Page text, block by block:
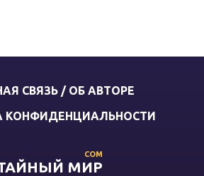
СВЯЗЬ / ОБ АВТОРЕ
КОНФИДЕНЦИАЛЬНОСТИ
МИР
COM